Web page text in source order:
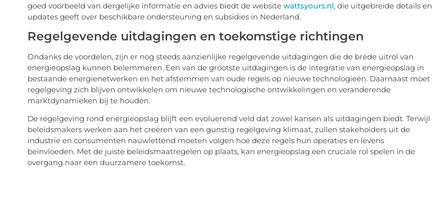
goed voorbeeld van dergelijke informatie en advies biedt de website wattsyours.nl, die uitgebreide details en
updates geeft over beschikbare ondersteuning en subsidies in Nederland.
Regelgevende uitdagingen en toekomstige richtingen
Ondanks de voordelen, zijn er nog steeds aanzienlijke regelgevende uitdagingen die de brede uitrol van
energieopslag kunnen belemmeren. Een van de grootste uitdagingen is de integratie van energieopslag in
bestaande energienetwerken en het afstemmen van oude regels op nieuwe technologieën. Daarnaast moet
regelgeving zich blijven ontwikkelen om nieuwe technologische ontwikkelingen en veranderende
marktdynamieken bij te houden.
De regelgeving rond energieopslag blijft een evoluerend veld dat zowel kansen als uitdagingen biedt. Terwijl
beleidsmakers werken aan het creëren van een gunstig regelgeving klimaat, zullen stakeholders uit de
industrie en consumenten nauwlettend moeten volgen hoe deze regels hun operaties en levens
beïnvloeden. Met de juiste beleidsmaatregelen op plaats, kan energieopslag een cruciale rol spelen in de
overgang naar een duurzamere toekomst.